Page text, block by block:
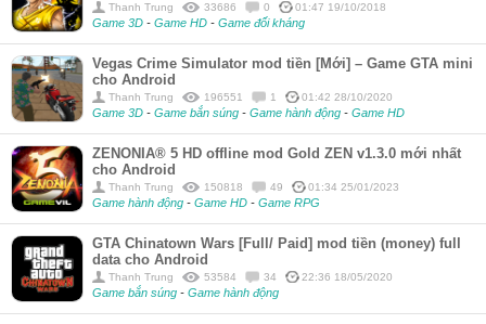
Thanh Trung 33686 0 01:47 19/10/2018
Game 3D - Game HD - Game đối kháng
Vegas Crime Simulator mod tiền [Mới] – Game GTA mini
cho Android
Thanh Trung 196551 1 01:42 28/10/2020
Game 3D - Game bắn súng - Game hành động - Game HD
ZENONIA® 5 HD offline mod Gold ZEN v1.3.0 mới nhất
cho Android
Thanh Trung 150818 49 01:34 25/01/2023
Game hành động - Game HD - Game RPG
GTA Chinatown Wars [Full/ Paid] mod tiền (money) full
data cho Android
Thanh Trung 53584 34 22:36 18/05/2020
Game bắn súng - Game hành động